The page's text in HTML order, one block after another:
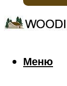
Меню
Меню